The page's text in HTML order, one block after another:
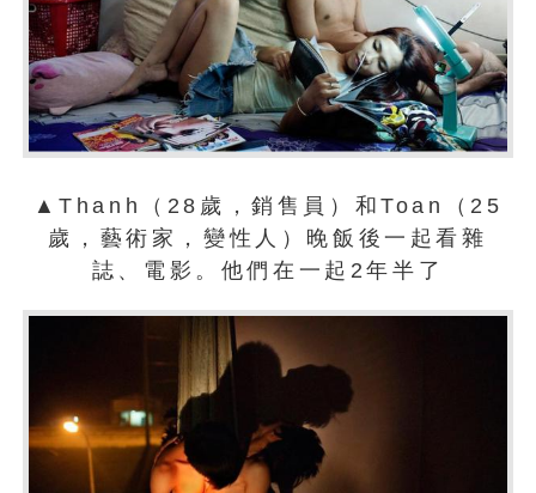
▲Thanh（28歲，銷售員）和Toan（25
歲，藝術家，變性人）晚飯後一起看雜
誌、電影。他們在一起2年半了